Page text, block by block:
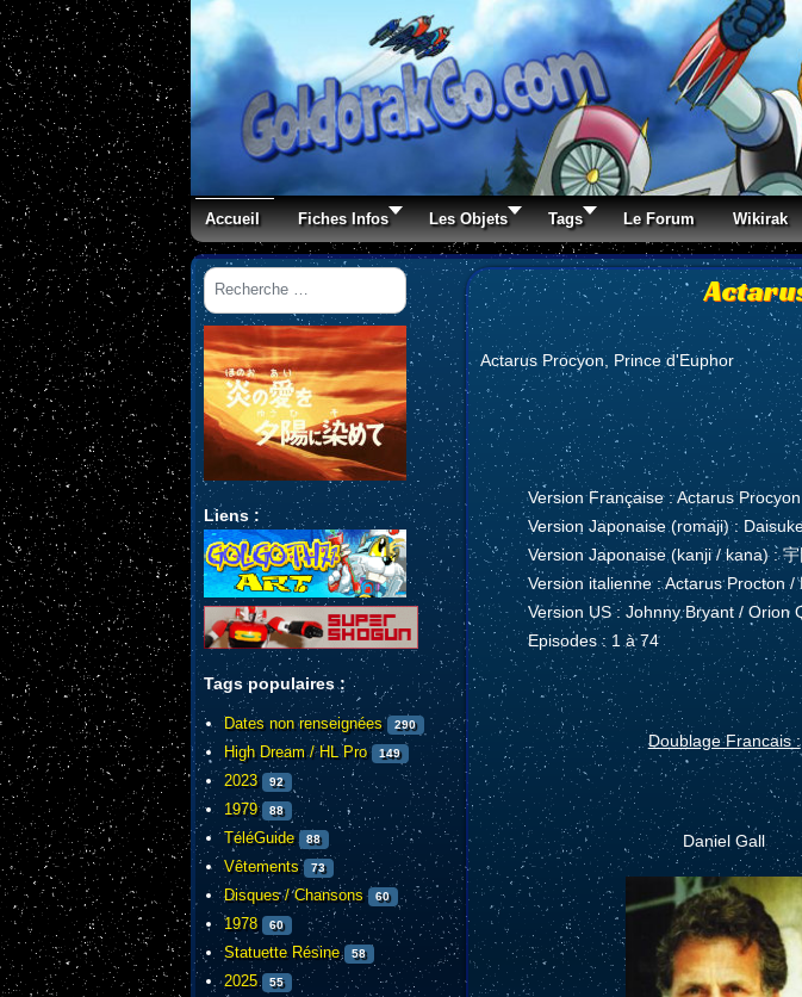
Accueil Fiches Infos Les Objets Tags Le Forum Wikirak
Rechercher
Liens :
Tags populaires :
Dates non renseignées 290
High Dream / HL Pro 149
2023 92
1979 88
TéléGuide 88
Vêtements 73
Disques / Chansons 60
1978 60
Statuette Résine 58
2025 55
Actarus Procyon, Prince d'Euphor
Version Française : Actarus
Version Japonaise (romaji) :
Version Japonaise (kanji / kana) :
Version italienne : Actarus Procton /
Version US : Johnny Bryant / Orion
Episodes : 1 à 74
Doublage Francais :
Daniel Gall